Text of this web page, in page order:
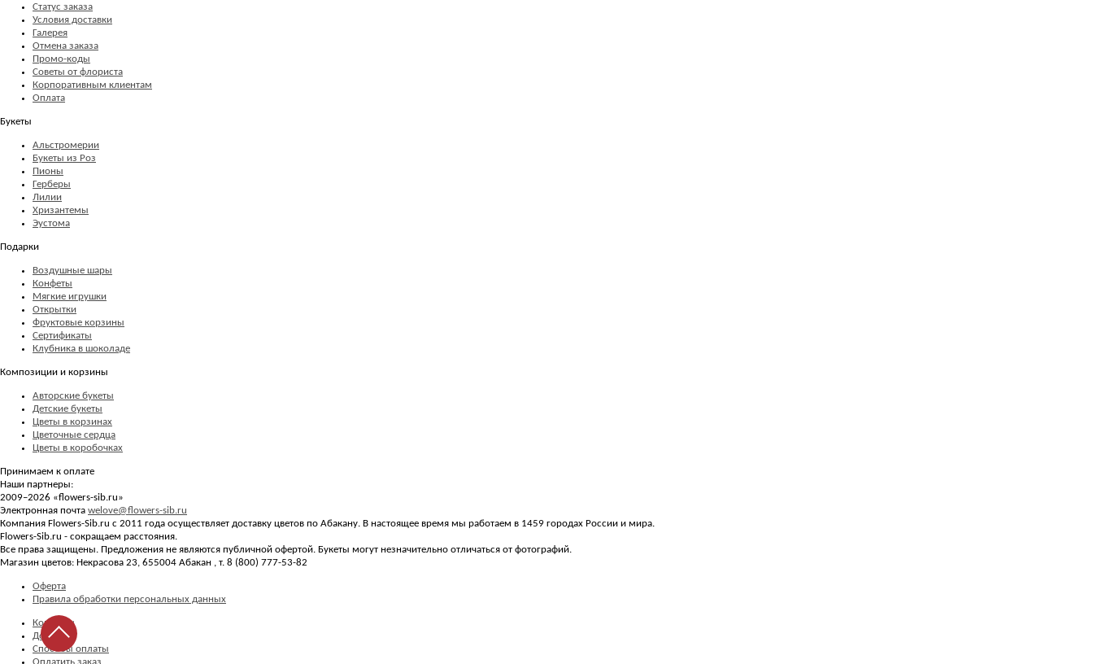
Статус заказа
Условия доставки
Галерея
Отмена заказа
Промо-коды
Советы от флориста
Корпоративным клиентам
Оплата
Букеты
Альстромерии
Букеты из Роз
Пионы
Герберы
Лилии
Хризантемы
Эустома
Подарки
Воздушные шары
Конфеты
Мягкие игрушки
Открытки
Фруктовые корзины
Сертификаты
Клубника в шоколаде
Композиции и корзины
Авторские букеты
Детские букеты
Цветы в корзинах
Цветочные сердца
Цветы в коробочках
Принимаем к оплате
Наши партнеры:
2009–2026 «flowers-sib.ru»
Электронная почта welove@flowers-sib.ru
Компания Flowers-Sib.ru с 2011 года осуществляет доставку цветов по Абакану. В настоящее время мы работаем в 1459 городах России и мира.
Flowers-Sib.ru - сокращаем расстояния.
Все права защищены. Предложения не являются публичной офертой. Букеты могут незначительно отличаться от фотографий.
Магазин цветов: Некрасова 23 655004 Абакан , т. 8 (800) 777-53-82
Оферта
Правила обработки персональных данных
Контакты
Доставка
Способы оплаты
Оплатить заказ